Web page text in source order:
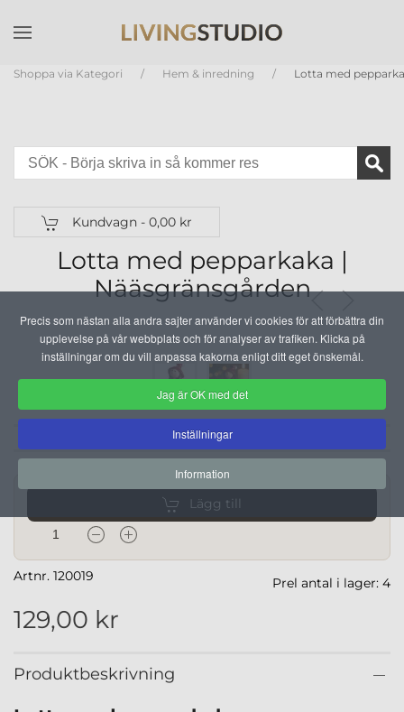
Shoppa via Kategori Hem & inredning Lotta med
Kundvagn - 0,00 kr
Lotta med pepparkaka |
Nääsgränsgården
Lägg till
Prel antal i lager: 4
Artnr. 120019
129,00 kr
Produktbeskrivning
Precis som nästan alla andra sajter använder vi cookies för att förbättra din
upplevelse på vår webbplats och för analyser av trafiken. Klicka på
inställningar om du vill anpassa kakorna enligt ditt eget önskemål.
Jag är OK med det
Inställningar
Information